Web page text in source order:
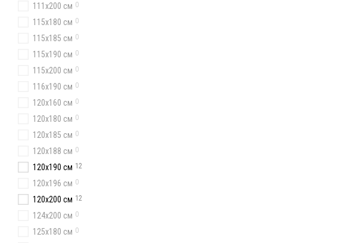
111x200 см 0
115х180 см 0
115x185 см 0
115х190 см 0
115х200 см 0
116x190 см 0
120х160 см 0
120x180 см 0
120x185 см 0
120x188 см 0
120x190 см 12
120х196 см 0
120x200 см 12
124x200 см 0
125х180 см 0